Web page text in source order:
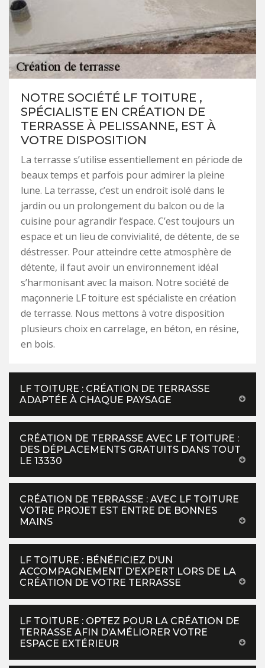
NOTRE SOCIÉTÉ LF TOITURE ,
SPÉCIALISTE EN CRÉATION DE
TERRASSE À PELISSANNE, EST À
VOTRE DISPOSITION
La terrasse s’utilise essentiellement en période de
beaux temps et parfois pour admirer la pleine
lune. La terrasse, c’est un endroit isolé dans le
jardin ou un prolongement du balcon ou de la
cuisine pour agrandir l’espace. C’est toujours un
espace et un lieu de convivialité, de détente, de se
déstresser. Pour atteindre cette atmosphère de
détente, il faut avoir un environnement idéal
s’harmonisant avec la maison. Notre société de
maçonnerie LF toiture est spécialiste en création
de terrasse. Nous mettons à votre disposition
plusieurs choix en carrelage, en béton, en résine,
en bois.
LF TOITURE : CRÉATION DE TERRASSE
ADAPTÉE À CHAQUE PAYSAGE
CRÉATION DE TERRASSE AVEC LF TOITURE :
DES DÉPLACEMENTS GRATUITS DANS TOUT
LE 13330
CRÉATION DE TERRASSE : AVEC LF TOITURE
VOTRE PROJET EST ENTRE DE BONNES
MAINS
LF TOITURE : BÉNÉFICIEZ D’UN
ACCOMPAGNEMENT D’EXPERT LORS DE LA
CRÉATION DE VOTRE TERRASSE
LF TOITURE : OPTEZ POUR LA CRÉATION DE
TERRASSE AFIN D’AMÉLIORER VOTRE
ESPACE EXTÉRIEUR